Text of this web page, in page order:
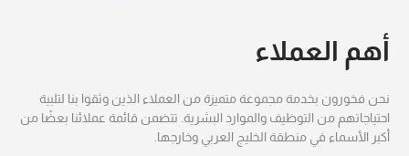
أهم العملاء
نحن فخورون بخدمة مجموعة متميزة من العملاء الذين وثقوا بنا لتلبية
احتياجاتهم من التوظيف والموارد البشرية. تتضمن قائمة عملائنا بعضًا من
أكبر الأسماء في منطقة الخليج العربي وخارجها.